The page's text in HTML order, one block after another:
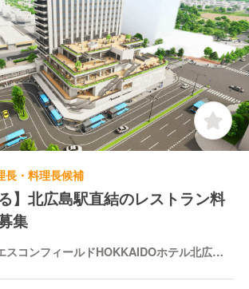
長・料理長候補
】北広島駅直結のレストラン料
集
スコンフィールドHOKKAIDOホテル北広島